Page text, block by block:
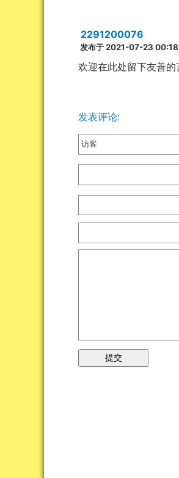
2291200076
发布于 2021-07-23
欢迎在此处留下友善的
发表评论: